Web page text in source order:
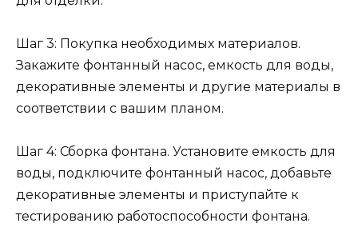
Шаг 3: Покупка необходимых материалов.
Закажите фонтанный насос, емкость для воды,
декоративные элементы и другие материалы в
соответствии с вашим планом.
Шаг 4: Сборка фонтана. Установите емкость для
воды, подключите фонтанный насос, добавьте
декоративные элементы и приступайте к
тестированию работоспособности фонтана.